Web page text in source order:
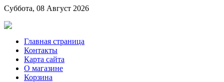
Суббота, 08 Август 2026
Главная страница
Контакты
Карта сайта
О магазине
Корзина